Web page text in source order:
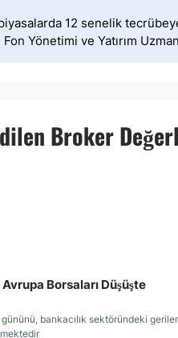
12 senelik
Yönetimi ve Yatırım
Broker
Borsaları Düşüşte
bankacılık sektöründeki